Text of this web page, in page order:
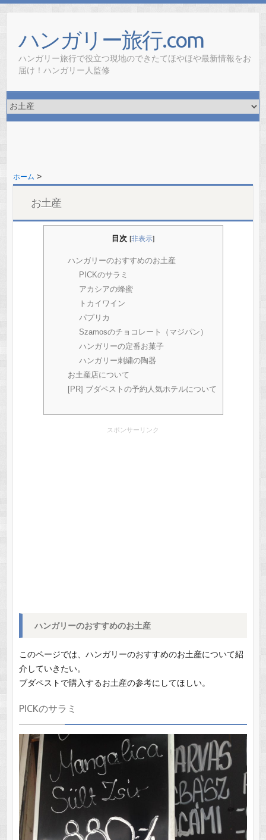
ハンガリー旅行.com
ハンガリー旅行で役立つ現地のできたてほやほや最新情報をお
届け！ハンガリー人監修
ホーム >
お土産
目次 [非表示]
ハンガリーのおすすめのお土産
PICKのサラミ
アカシアの蜂蜜
トカイワイン
パプリカ
Szamosのチョコレート（マジパン）
ハンガリーの定番お菓子
ハンガリー刺繍の陶器
お土産店について
[PR] ブダペストの予約人気ホテルについて
スポンサーリンク
ハンガリーのおすすめのお土産
このページでは、ハンガリーのおすすめのお土産について紹
介していきたい。
ブダペストで購入するお土産の参考にしてほしい。
PICKのサラミ